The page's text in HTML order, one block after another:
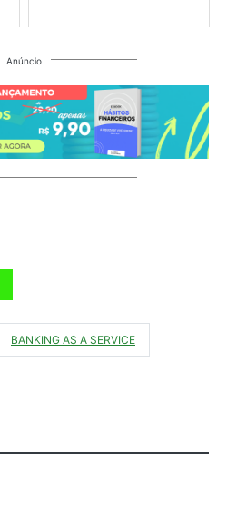
Anúncio
BANKING AS A SERVICE